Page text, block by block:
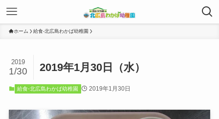
ホーム 給食-北広島わかば幼稚園
2019年1月30日（水）
2019
1/30
給食-北広島わかば幼稚園 2019年1月30日